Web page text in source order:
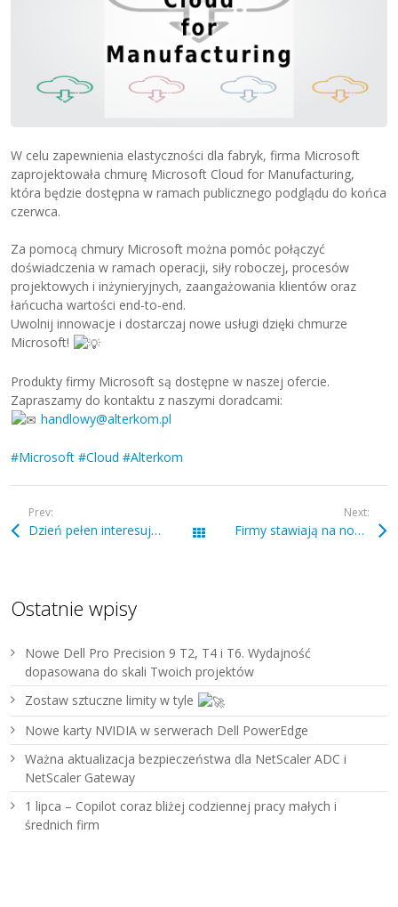
W celu zapewnienia elastyczności dla fabryk, firma Microsoft
zaprojektowała chmurę Microsoft Cloud for Manufacturing,
która będzie dostępna w ramach publicznego podglądu do końca
czerwca.
Za pomocą chmury Microsoft można pomóc połączyć
doświadczenia w ramach operacji, siły roboczej, procesów
projektowych i inżynieryjnych, zaangażowania klientów oraz
łańcucha wartości end-to-end.
Uwolnij innowacje i dostarczaj nowe usługi dzięki chmurze
Microsoft!
Produkty firmy Microsoft są dostępne w naszej ofercie.
Zapraszamy do kontaktu z naszymi doradcami:
handlowy@alterkom.pl
#Microsoft #Cloud #Alterkom
Prev:
Dzień pełen interesujących wydarzeń ze świata IT! Wszystkie wpisy
Next:
Firmy stawiają na nowoczesne rozwiązania i koncepcje w obszarze bezpieczeństwa
Ostatnie wpisy
Nowe Dell Pro Precision 9 T2, T4 i T6. Wydajność
dopasowana do skali Twoich projektów
Zostaw sztuczne limity w tyle
Nowe karty NVIDIA w serwerach Dell PowerEdge
Ważna aktualizacja bezpieczeństwa dla NetScaler ADC i
NetScaler Gateway
1 lipca – Copilot coraz bliżej codziennej pracy małych i
średnich firm